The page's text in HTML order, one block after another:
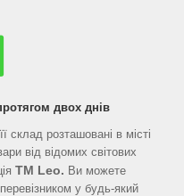
двох днів
склад розташовані в місті
від відомих світових
ТМ Leo. Ви можете
у будь-який